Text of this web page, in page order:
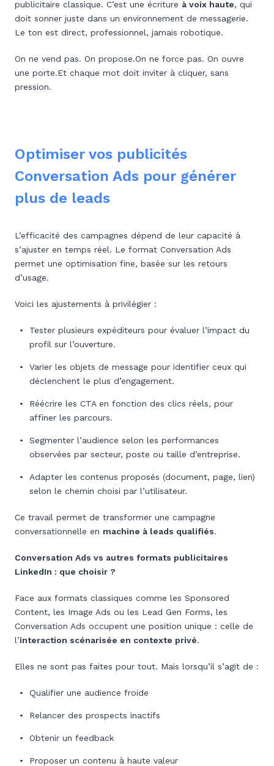
publicitaire classique. C’est une écriture à voix haute, qui
doit sonner juste dans un environnement de messagerie.
Le ton est direct, professionnel, jamais robotique.
On ne vend pas. On propose.On ne force pas. On ouvre
une porte.Et chaque mot doit inviter à cliquer, sans
pression.
Optimiser vos publicités
Conversation Ads pour générer
plus de leads
L’efficacité des campagnes dépend de leur capacité à
s’ajuster en temps réel. Le format Conversation Ads
permet une optimisation fine, basée sur les retours
d’usage.
Voici les ajustements à privilégier :
Tester plusieurs expéditeurs pour évaluer l’impact du
profil sur l’ouverture.
Varier les objets de message pour identifier ceux qui
déclenchent le plus d’engagement.
Réécrire les CTA en fonction des clics réels, pour
affiner les parcours.
Segmenter l’audience selon les performances
observées par secteur, poste ou taille d’entreprise.
Adapter les contenus proposés (document, page, lien)
selon le chemin choisi par l’utilisateur.
Ce travail permet de transformer une campagne
conversationnelle en machine à leads qualifiés.
Conversation Ads vs autres formats publicitaires
LinkedIn : que choisir ?
Face aux formats classiques comme les Sponsored
Content, les Image Ads ou les Lead Gen Forms, les
Conversation Ads occupent une position unique : celle de
l’interaction scénarisée en contexte privé.
Elles ne sont pas faites pour tout. Mais lorsqu’il s’agit de :
Qualifier une audience froide
Relancer des prospects inactifs
Obtenir un feedback
Proposer un contenu à haute valeur